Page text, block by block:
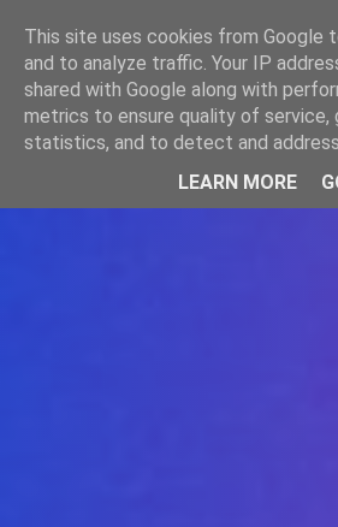
WWW.GAZISTI.RO
This site uses cookies from Google
and to analyze traffic. Your IP
shared with Google along with
metrics to ensure quality of service,
statistics, and to detect and
LEARN MORE